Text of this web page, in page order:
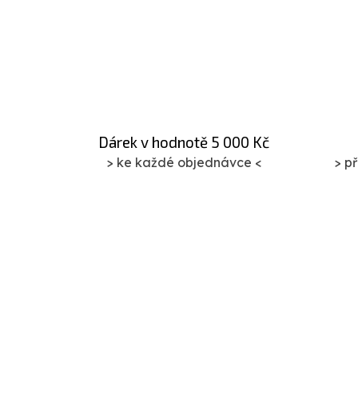
Dárek v hodnotě 5 000 Kč
> ke každé objednávce < >